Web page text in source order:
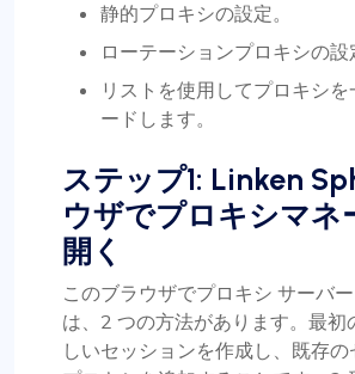
静的プロキシの設定。
ローテーションプロキシの設
リストを使用してプロキシを
ードします。
ステップ1: Linken
ウザでプロキシマネ
開く
このブラウザでプロキシ サーバ
は、2 つの方法があります。最初
しいセッションを作成し、既存